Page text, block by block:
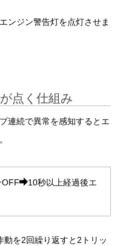
ンジン警告灯を点灯させま
点く仕組み
連続で異常を感知するとエ
OFF
10秒以上経過後エ
動を2回繰り返すと2トリッ